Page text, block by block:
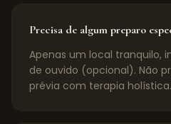
Precisa de algum preparo
Apenas um local tranquilo,
de ouvido (opcional). Não
prévia com terapia holística.